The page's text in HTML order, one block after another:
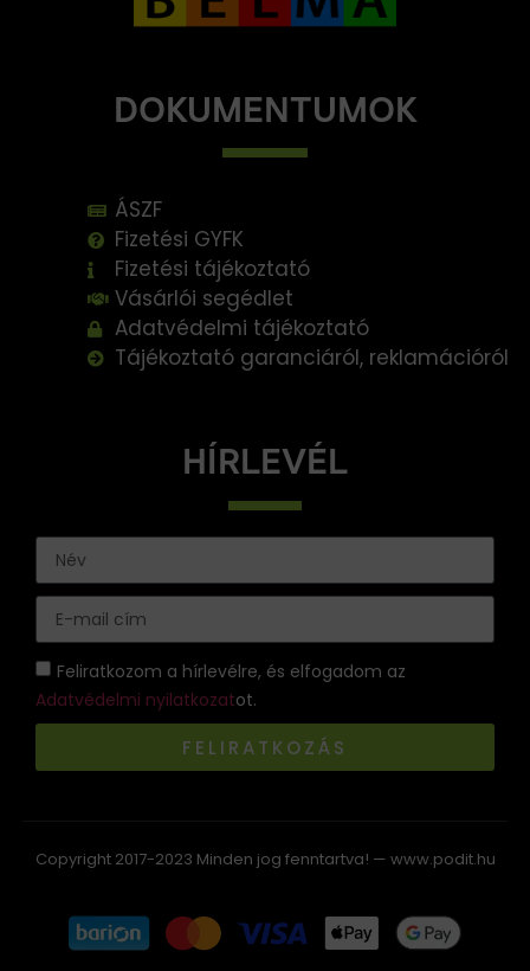
DOKUMENTUMOK
ÁSZF
Fizetési GYFK
Fizetési tájékoztató
Vásárlói segédlet
Adatvédelmi tájékoztató
Tájékoztató garanciáról, reklamációról
HÍRLEVÉL
Feliratkozom a hírlevélre, és elfogadom az
Adatvédelmi nyilatkozatot.
FELIRATKOZÁS
Copyright 2017-2023 Minden jog fenntartva! — www.podit.hu